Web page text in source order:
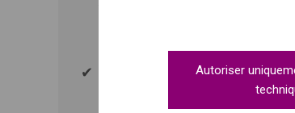
Entrée au musée du cinéma
Autoriser